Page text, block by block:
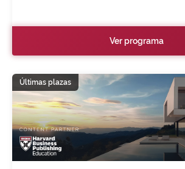
Ver programa
Últimas plazas